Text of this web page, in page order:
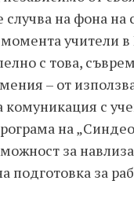
на фона на
учители в
с това,
– от
комуникация с
на
за
за